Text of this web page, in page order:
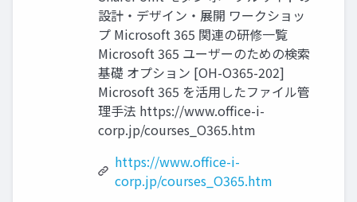
設計・デザイン・展開 ワークショッ
プ Microsoft 365 関連の研修一覧
Microsoft 365 ユーザーのための検索
基礎 オプション [OH-O365-202]
Microsoft 365 を活用したファイル管
理手法 https://www.office-i-
corp.jp/courses_O365.htm
https://www.office-i-
corp.jp/courses_O365.htm